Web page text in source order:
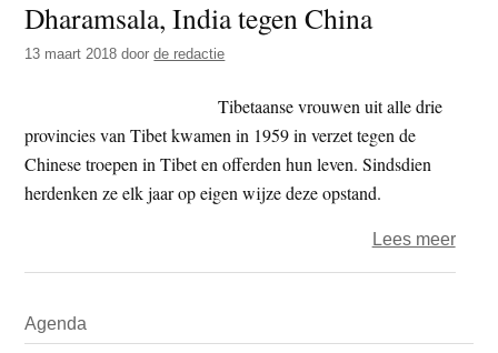
t
e
e
s
e
Dharamsala, India tegen China
13 maart 2018 doorde redactie
Tibetaanse vrouwen uit alle drie
provincies van Tibet kwamen in 1959 in verzet tegen de
Chinese troepen in Tibet en offerden hun leven. Sindsdien
herdenken ze elk jaar op eigen wijze deze opstand.
Lees meerover
Sidebar
Agenda